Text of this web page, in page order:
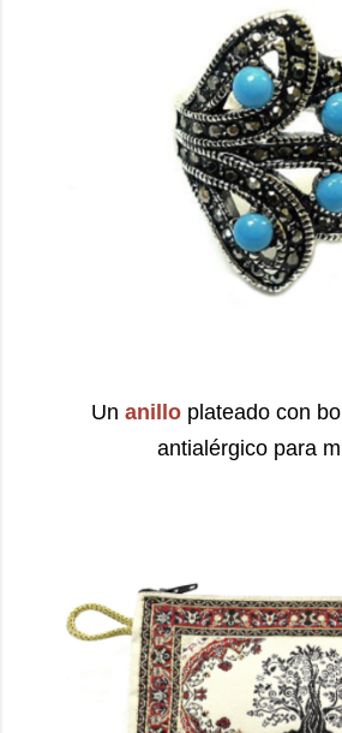
Un anilloplateado con
antialérgico para